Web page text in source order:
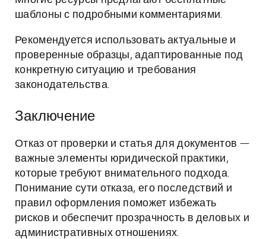
шаблоны с подробными комментариями.
Рекомендуется использовать актуальные и
проверенные образцы, адаптированные под
конкретную ситуацию и требования
законодательства.
Заключение
Отказ от проверки и статья для документов —
важные элементы юридической практики,
которые требуют внимательного подхода.
Понимание сути отказа, его последствий и
правил оформления поможет избежать
рисков и обеспечит прозрачность в деловых и
административных отношениях.